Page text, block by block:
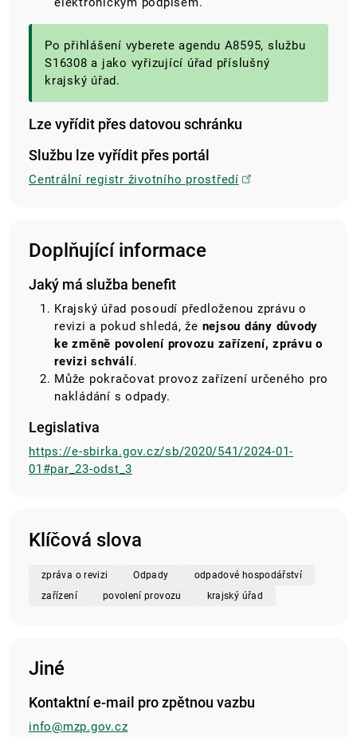
Po přihlášení vyberete agendu A8595, službu
S16308 a jako vyřizující úřad příslušný
krajský úřad.
Lze vyřídit přes datovou schránku
Službu lze vyřídit přes portál
Centrální registr životního prostředí
Doplňující informace
Jaký má služba benefit
Krajský úřad posoudí předloženou zprávu o
revizi a pokud shledá, že nejsou dány důvody
ke změně povolení provozu zařízení, zprávu o
revizi schválí.
Může pokračovat provoz zařízení určeného pro
nakládání s odpady.
Legislativa
https://e-sbirka.gov.cz/sb/2020/541/2024-01-
01#par_23-odst_3
Klíčová slova
zpráva o revizi Odpady
odpadové hospodářství
zařízení
povolení provozu krajský úřad
Jiné
Kontaktní e-mail pro zpětnou vazbu
info@mzp.gov.cz